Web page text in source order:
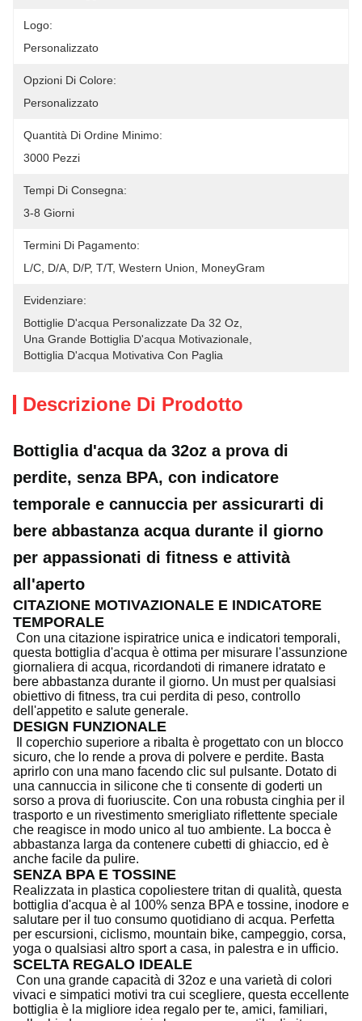
Logo:
Personalizzato
Opzioni Di Colore:
Personalizzato
Quantità Di Ordine Minimo:
3000 Pezzi
Tempi Di Consegna:
3-8 Giorni
Termini Di Pagamento:
L/C, D/A, D/P, T/T, Western Union, MoneyGram
Evidenziare:
Bottiglie D'acqua Personalizzate Da 32 Oz
Una Grande Bottiglia D'acqua Motivazionale
Bottiglia D'acqua Motivativa Con Paglia
Descrizione Di Prodotto
Bottiglia d'acqua da 32oz a prova di
perdite, senza BPA, con indicatore
temporale e cannuccia per assicurarti di
bere abbastanza acqua durante il giorno
per appassionati di fitness e attività
all'aperto
CITAZIONE MOTIVAZIONALE E INDICATORE
TEMPORALE
Con una citazione ispiratrice unica e indicatori temporali,
questa bottiglia d'acqua è ottima per misurare l'assunzione
giornaliera di acqua, ricordandoti di rimanere idratato e
bere abbastanza durante il giorno. Un must per qualsiasi
obiettivo di fitness, tra cui perdita di peso, controllo
dell'appetito e salute generale.
DESIGN FUNZIONALE
Il coperchio superiore a ribalta è progettato con un blocco
sicuro, che lo rende a prova di polvere e perdite. Basta
aprirlo con una mano facendo clic sul pulsante. Dotato di
una cannuccia in silicone che ti consente di goderti un
sorso a prova di fuoriuscite. Con una robusta cinghia per il
trasporto e un rivestimento smerigliato riflettente speciale
che reagisce in modo unico al tuo ambiente. La bocca è
abbastanza larga da contenere cubetti di ghiaccio, ed è
anche facile da pulire.
SENZA BPA E TOSSINE
Realizzata in plastica copoliestere tritan di qualità, questa
bottiglia d'acqua è al 100% senza BPA e tossine, inodore e
salutare per il tuo consumo quotidiano di acqua. Perfetta
per escursioni, ciclismo, mountain bike, campeggio, corsa,
yoga o qualsiasi altro sport a casa, in palestra e in ufficio.
SCELTA REGALO IDEALE
Con una grande capacità di 32oz e una varietà di colori
vivaci e simpatici motivi tra cui scegliere, questa eccellente
bottiglia è la migliore idea regalo per te, amici, familiari,